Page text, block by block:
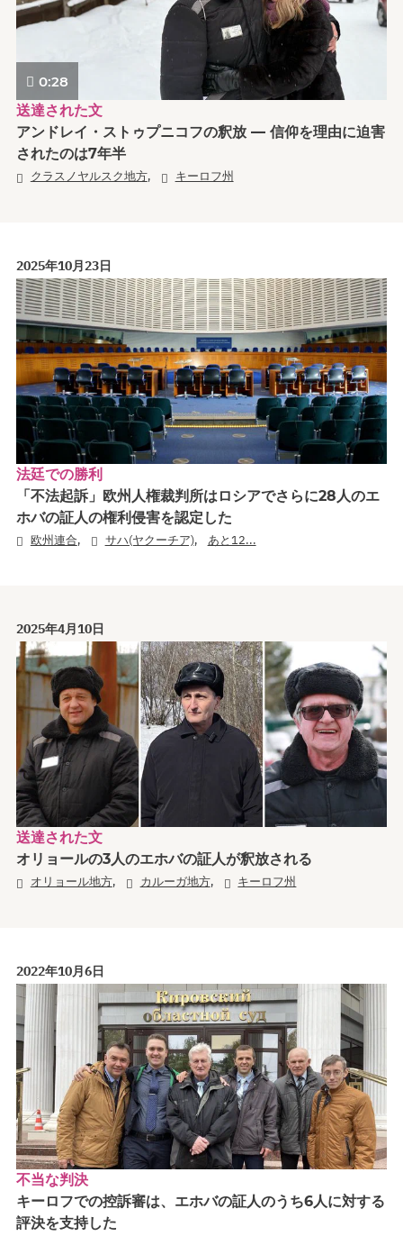
0:28
送達された文
アンドレイ・ストゥプニコフの釈放 — 信仰を理由に迫害
されたのは7年半
クラスノヤルスク地方, キーロフ州
2025年10月23日
法廷での勝利
「不法起訴」欧州人権裁判所はロシアでさらに28人のエ
ホバの証人の権利侵害を認定した
欧州連合, サハ(ヤクーチア), あと12...
2025年4月10日
送達された文
オリョールの3人のエホバの証人が釈放される
オリョール地方, カルーガ地方, キーロフ州
2022年10月6日
不当な判決
キーロフでの控訴審は、エホバの証人のうち6人に対する
評決を支持した